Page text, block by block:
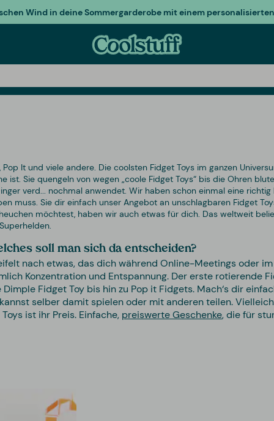
Wind in deine Sommergarderobe mit einem
It und viele andere. Die coolsten Fidget Toys im ganzen
Sie quengeln von wegen „coole Fidget Toys“ bis die Ohren
verd... nochmal anwendet. Wir haben schon einmal eine
muss. Sie dir einfach unser Angebot an unschlagbaren Fidget
möchtest, haben wir auch etwas für dich. Das weltweit
soll man sich da entscheiden?
nach etwas, das dich während Online-Meetings oder
Konzentration und Entspannung. Der erste
Fidget Toy bis hin zu Pop it Fidgets. Mach‘s dir
selber damit spielen oder mit anderen teilen.
ist ihr Preis. Einfache, preiswerte Geschenke, die für